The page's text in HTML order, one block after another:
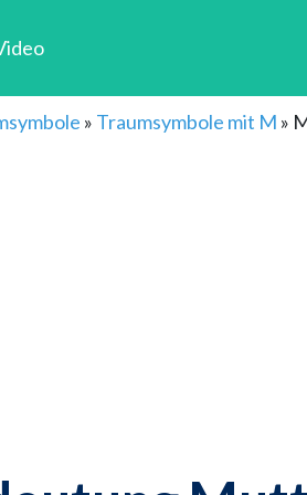
» Traumsymbole mit M »